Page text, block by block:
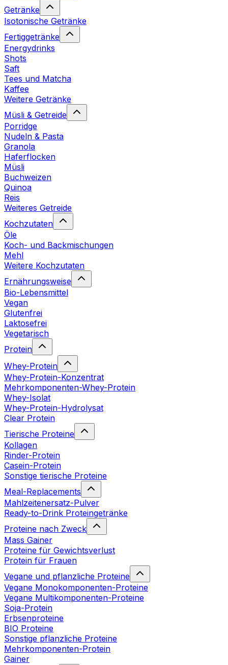
Getränke
Isotonische Getränke
Fertiggetränke
Energydrinks
Shots
Saft
Tees und Matcha
Kaffee
Weitere Getränke
Müsli & Getreide
Porridge
Nudeln & Pasta
Granola
Haferflocken
Müsli
Buchweizen
Quinoa
Reis
Weiteres Getreide
Kochzutaten
Öle
Koch- und Backmischungen
Mehl
Weitere Kochzutaten
Ernährungsweise
Bio-Lebensmittel
Vegan
Glutenfrei
Laktosefrei
Vegetarisch
Protein
Whey-Protein
Whey-Protein-Konzentrat
Mehrkomponenten-Whey-Protein
Whey-Isolat
Whey-Protein-Hydrolysat
Clear Protein
Tierische Proteine
Kollagen
Rinder-Protein
Casein-Protein
Sonstige tierische Proteine
Meal-Replacements
Mahlzeitenersatz-Pulver
Ready-to-Drink Proteingetränke
Proteine nach Zweck
Mass Gainer
Proteine für Gewichtsverlust
Protein für Frauen
Vegane und pflanzliche Proteine
Vegane Monokomponenten-Proteine
Vegane Multikomponenten-Proteine
Soja-Protein
Erbsenproteine
BIO Proteine
Sonstige pflanzliche Proteine
Mehrkomponenten-Protein
Gainer